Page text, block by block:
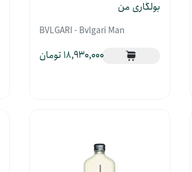
بولگاری من
BVLGARI - Bvlgari Man
18,930,000